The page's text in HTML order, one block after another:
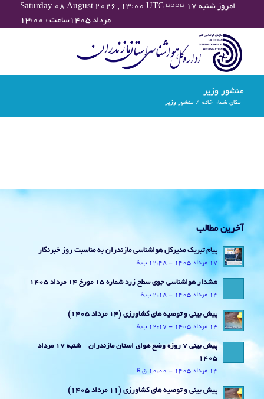
Saturday 08 August 2026 , 13:00 UTC ¤¤¤¤ امروز شنبه ۱۷
مرداد ۱۴۰۵ساعت : ۱۳:۰۰
منشور وزیر
مکان شما: خانه / منشور وزیر
آخرین مطالب
پیام تبریک مدیرکل هواشناسی مازندران به مناسبت روز خبرنگار
17 مرداد 1405 - 12:48 ب.ظ
هشدار هواشناسی جوی سطح زرد شماره 15 مورخ 14 مرداد 1405
14 مرداد 1405 - 2:18 ب.ظ
پیش بینی و توصیه های کشاورزی (14 مرداد ۱۴۰۵)
14 مرداد 1405 - 12:17 ب.ظ
پیش بینی 7 روزه وضع هوای استان مازندران – شنبه 17 مرداد
1405
14 مرداد 1405 - 10:00 ق.ظ
پیش بینی و توصیه های کشاورزی (11 مرداد ۱۴۰۵)